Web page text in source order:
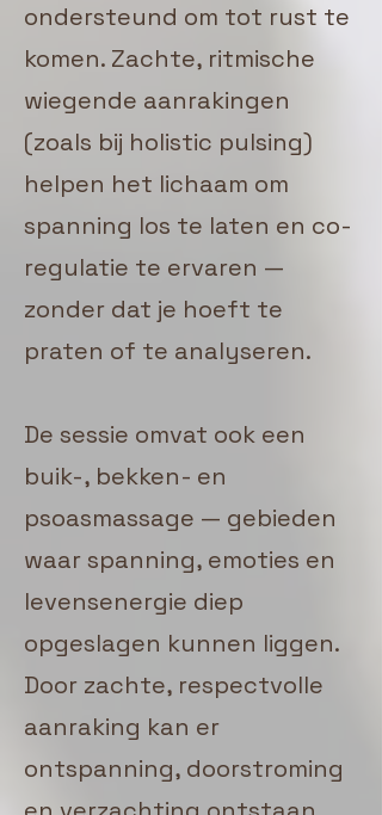
ondersteund om tot rust te
komen. Zachte, ritmische
wiegende aanrakingen
(zoals bij holistic pulsing)
helpen het lichaam om
spanning los te laten en co-
regulatie te ervaren —
zonder dat je hoeft te
praten of te analyseren.
De sessie omvat ook een
buik-, bekken- en
psoasmassage — gebieden
waar spanning, emoties en
levensenergie diep
opgeslagen kunnen liggen.
Door zachte, respectvolle
aanraking kan er
ontspanning, doorstroming